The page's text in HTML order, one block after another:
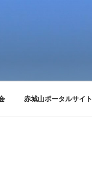
赤城山ポータルサイト